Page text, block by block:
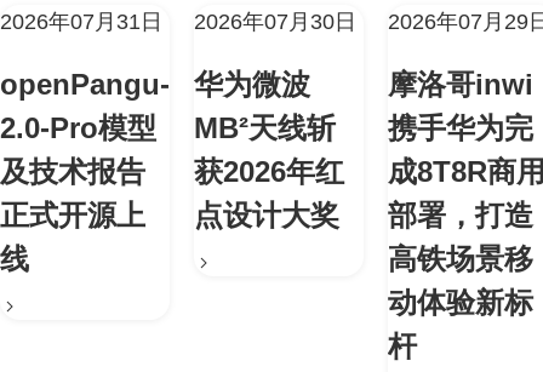
2026年07月31日
openPangu-
2.0-Pro模型
及技术报告
正式开源上
线
2026年07月30日
华为微波
MB²天线斩
获2026年红
点设计大奖
2026年07月29
摩洛哥inwi
携手华为完
成8T8R商
部署，打造
高铁场景移
动体验新标
杆